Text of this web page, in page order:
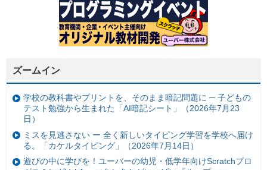
ズームイン
学校の教科書やプリントを、そのまま暗記問題に ─ 子どもの
テスト勉強から生まれた「AI暗記シート」（2026年7月23
日）
ミスを見逃さない ー 全く新しいタイピング学習を学校へ届け
る。「カケルタイピング」（2026年7月14日）
遊びの中に学びを！ユーバーの幼児・低学年向けScratchプロ